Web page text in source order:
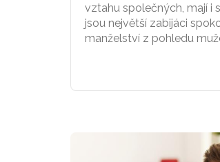
vztahu společných, mají i
jsou největší zabijáci
manželství z pohledu